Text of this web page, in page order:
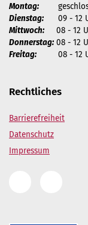
Montag:
Dienstag: 09 - 12
Mittwoch: 08 - 12
Donnerstag: 08 - 12
Freitag: 08 - 12
Rechtliches
Barrierefreiheit
Datenschutz
Impressum